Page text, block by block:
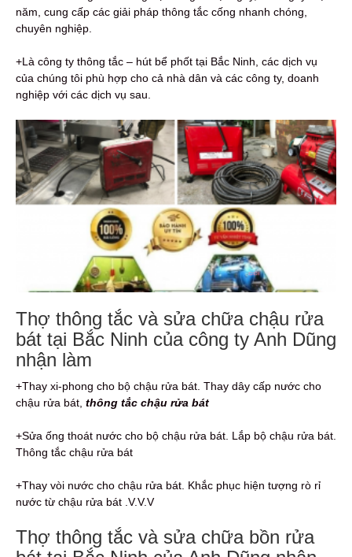
năm, cung cấp các giải pháp thông tắc cống nhanh chóng,
chuyên nghiệp.
+Là công ty thông tắc – hút bể phốt tại Bắc Ninh, các dịch vụ
của chúng tôi phù hợp cho cả nhà dân và các công ty, doanh
nghiệp với các dịch vụ sau.
Thợ thông tắc và sửa chữa chậu rửa
bát tại Bắc Ninh của công ty Anh Dũng
nhận làm
+Thay xi-phong cho bộ chậu rửa bát. Thay dây cấp nước cho
chậu rửa bát, thông tắc chậu rửa bát
+Sửa ống thoát nước cho bộ chậu rửa bát. Lắp bộ chậu rửa bát.
Thông tắc chậu rửa bát
+Thay vòi nước cho chậu rửa bát. Khắc phục hiện tượng rò rỉ
nước từ chậu rửa bát .V.V.V
Thợ thông tắc và sửa chữa bồn rửa